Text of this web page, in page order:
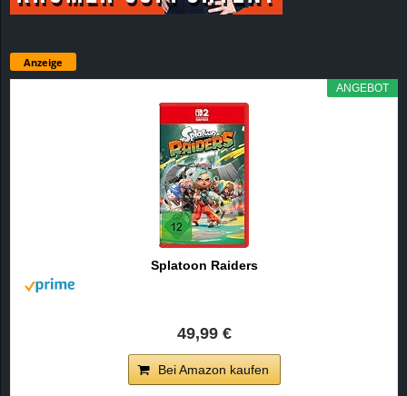
Anzeige
ANGEBOT
Splatoon Raiders
49,99 €
Bei Amazon kaufen